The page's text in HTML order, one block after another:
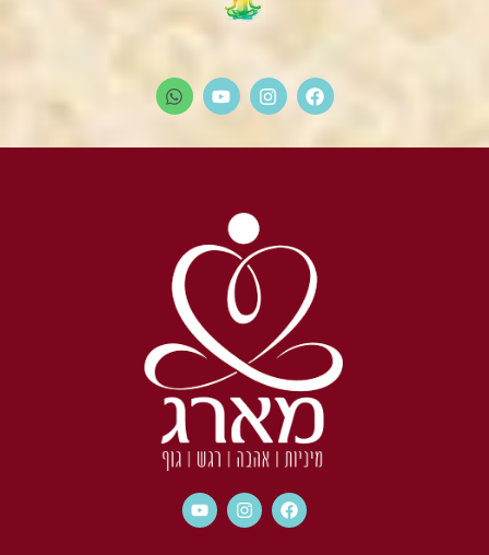
הלימודים המקיפים והמקצועיים ביותר בתחום הטנטרה
בפרדס חנה.
מידע על תוכנית ההכשרה